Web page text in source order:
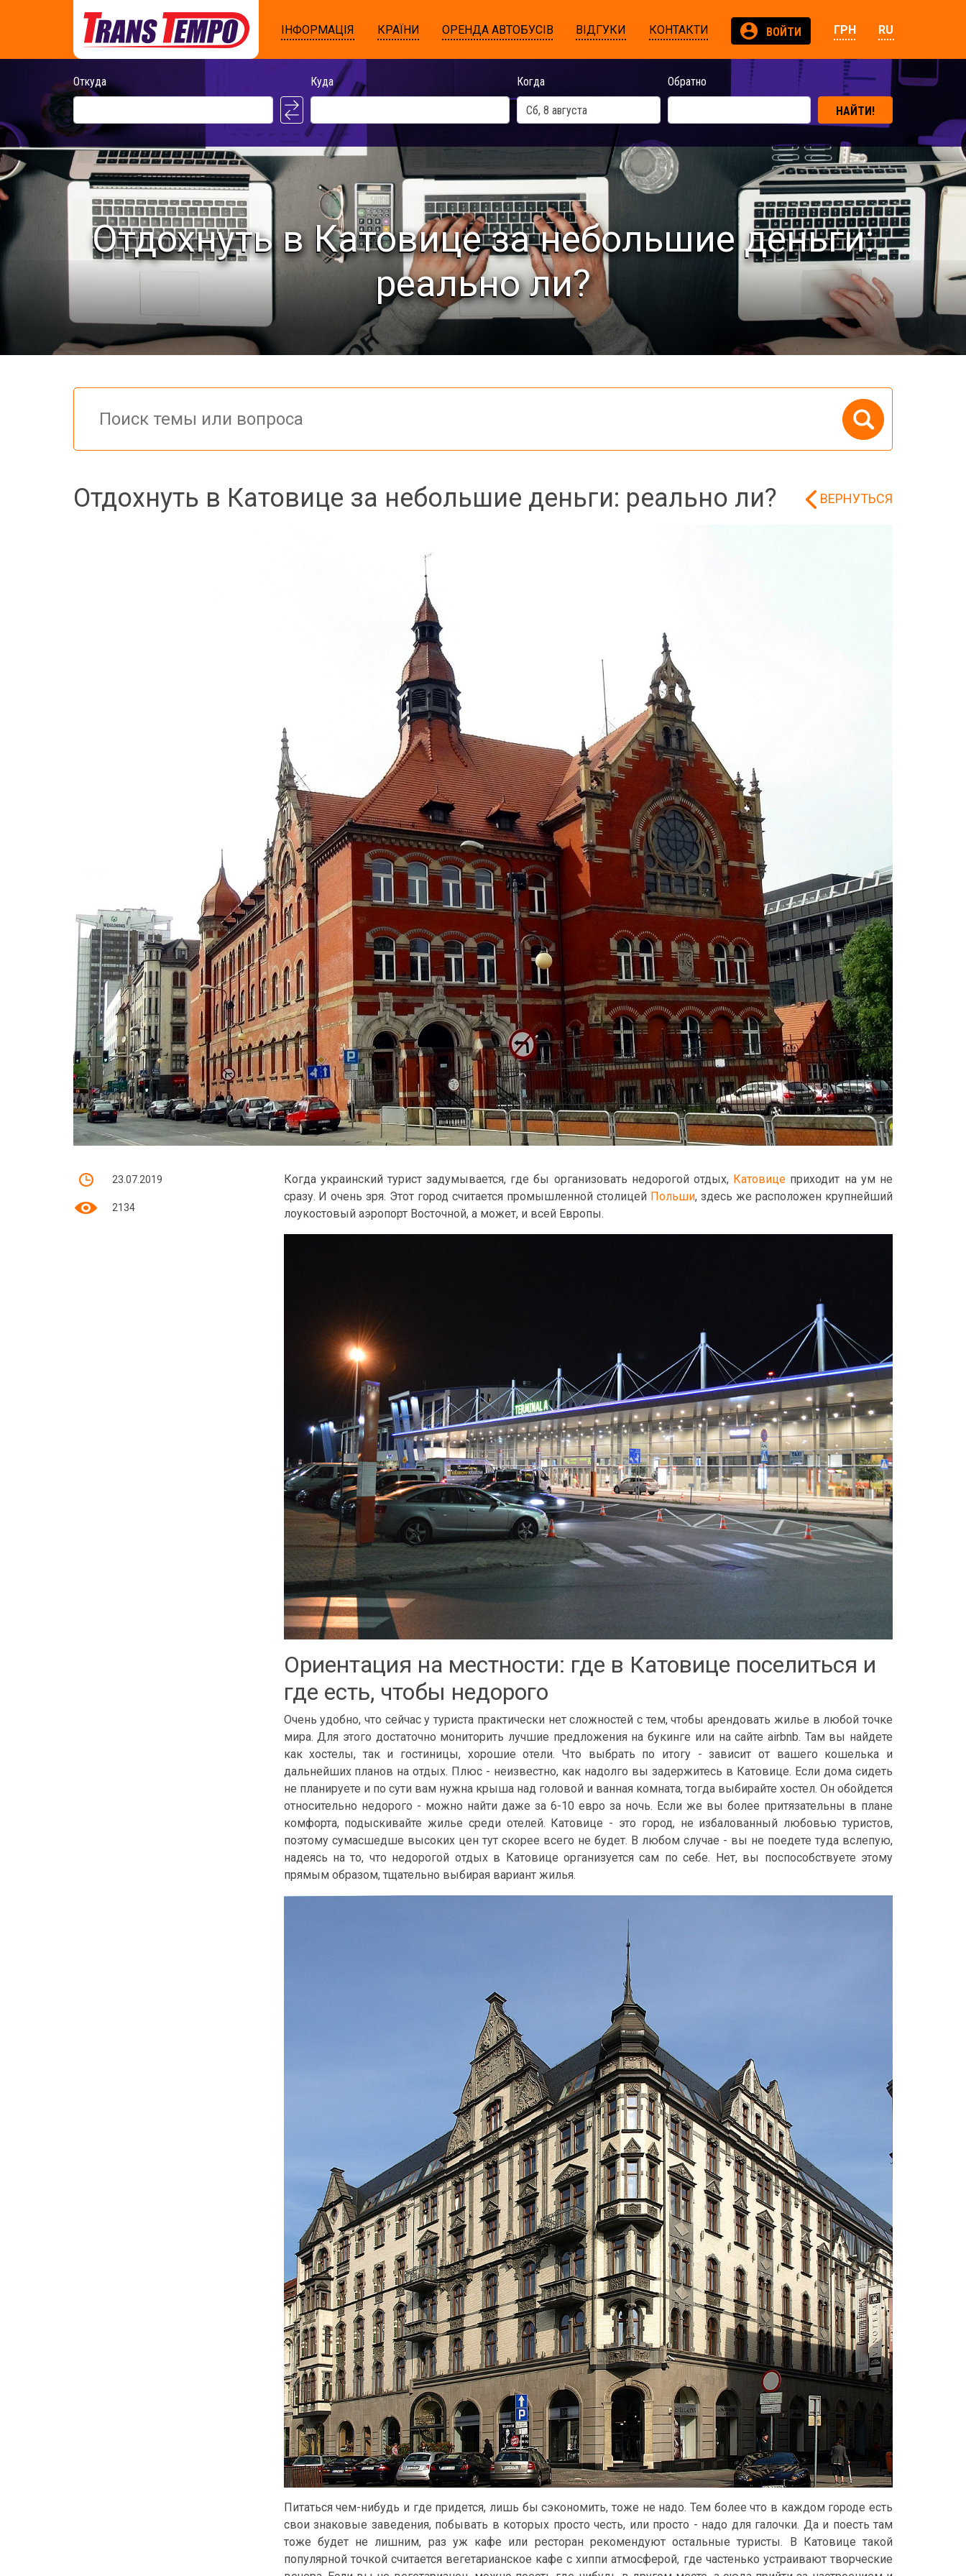
ІНФОРМАЦІЯ КРАЇНИ ОРЕНДА АВТОБУСІВ ВІДГУКИ КОНТАКТИ ВОЙТИ ГРН RU
Откуда Куда Когда Обратно
НАЙТИ!
Отдохнуть в Катовице за небольшие деньги:
реально ли?
Отдохнуть в Катовице за небольшие деньги: реально ли? ВЕРНУТЬСЯ
23.07.2019
2134
Когда украинский турист задумывается, где бы организовать недорогой отдых, Катовице приходит на ум не
сразу. И очень зря. Этот город считается промышленной столицей Польши, здесь же расположен крупнейший
лоукостовый аэропорт Восточной, а может, и всей Европы.
Ориентация на местности: где в Катовице поселиться и
где есть, чтобы недорого
Очень удобно, что сейчас у туриста практически нет сложностей с тем, чтобы арендовать жилье в любой точке
мира. Для этого достаточно мониторить лучшие предложения на букинге или на сайте airbnb. Там вы найдете
как хостелы, так и гостиницы, хорошие отели. Что выбрать по итогу - зависит от вашего кошелька и
дальнейших планов на отдых. Плюс - неизвестно, как надолго вы задержитесь в Катовице. Если дома сидеть
не планируете и по сути вам нужна крыша над головой и ванная комната, тогда выбирайте хостел. Он обойдется
относительно недорого - можно найти даже за 6-10 евро за ночь. Если же вы более притязательны в плане
комфорта, подыскивайте жилье среди отелей. Катовице - это город, не избалованный любовью туристов,
поэтому сумасшедше высоких цен тут скорее всего не будет. В любом случае - вы не поедете туда вслепую,
надеясь на то, что недорогой отдых в Катовице организуется сам по себе. Нет, вы поспособствуете этому
прямым образом, тщательно выбирая вариант жилья.
Питаться чем-нибудь и где придется, лишь бы сэкономить, тоже не надо. Тем более что в каждом городе есть
свои знаковые заведения, побывать в которых просто честь, или просто - надо для галочки. Да и поесть там
тоже будет не лишним, раз уж кафе или ресторан рекомендуют остальные туристы. В Катовице такой
популярной точкой считается вегетарианское кафе с хиппи атмосферой, где частенько устраивают творческие